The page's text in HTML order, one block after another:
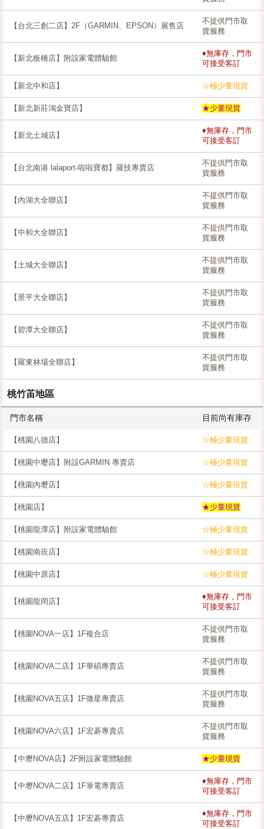
【台北三創二店】2F（GARMIN、EPSON）展售店
不提供門市取
貨服務
【新北板橋店】附設家電體驗館
♦無庫存，門市
可接受客訂
【新北中和店】 ☆極少量現貨
【新北新莊鴻金寶店】 ★少量現貨
【新北土城店】
♦無庫存，門市
可接受客訂
【台北南港 lalaport-啦啦寶都】羅技專賣店
不提供門市取
貨服務
【內湖大全聯店】
不提供門市取
貨服務
【中和大全聯店】
不提供門市取
貨服務
【土城大全聯店】
不提供門市取
貨服務
【景平大全聯店】
不提供門市取
貨服務
【碧潭大全聯店】
不提供門市取
貨服務
【羅東林場全聯店】
不提供門市取
貨服務
桃竹苖地區
門市名稱 目前尚有庫存
【桃園八德店】 ☆極少量現貨
【桃園中壢店】附設GARMIN 專賣店 ☆極少量現貨
【桃園內壢店】 ☆極少量現貨
【桃園店】 ★少量現貨
【桃園龍潭店】附設家電體驗館 ☆極少量現貨
【桃園南崁店】 ☆極少量現貨
【桃園中原店】 ☆極少量現貨
【桃園龍岡店】
♦無庫存，門市
可接受客訂
【桃園NOVA一店】1F複合店
不提供門市取
貨服務
【桃園NOVA二店】1F華碩專賣店
不提供門市取
貨服務
【桃園NOVA五店】1F微星專賣店
不提供門市取
貨服務
【桃園NOVA六店】1F宏碁專賣店
不提供門市取
貨服務
【中壢NOVA店】2F附設家電體驗館 ★少量現貨
【中壢NOVA二店】1F筆電專賣店
♦無庫存，門市
可接受客訂
【中壢NOVA五店】1F宏碁專賣店
♦無庫存，門市
可接受客訂